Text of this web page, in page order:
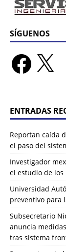
SÍGUENOS
ENTRADAS
Reportan caída
el paso del
Investigador
el estudio de
Universidad
preventivo para
Subsecretario
anuncia
tras sistema